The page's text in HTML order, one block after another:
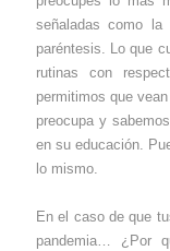
señaladas como la
paréntesis. Lo que
rutinas con
permitimos que
preocupa y
en su educación.
lo mismo.
En el caso de que
pandemia… ¿Por